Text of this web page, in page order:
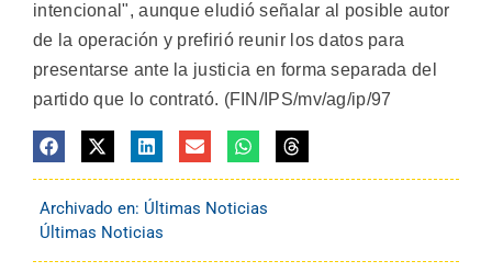
intencional", aunque eludió señalar al posible autor
de la operación y prefirió reunir los datos para
presentarse ante la justicia en forma separada del
partido que lo contrató. (FIN/IPS/mv/ag/ip/97
Archivado en: Últimas Noticias
Últimas Noticias